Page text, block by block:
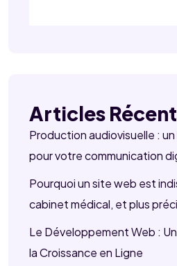
Articles
Production audiovisuelle :
pour votre communication
Pourquoi un site web est
cabinet médical, et plus
Le Développement Web :
la Croissance en Ligne